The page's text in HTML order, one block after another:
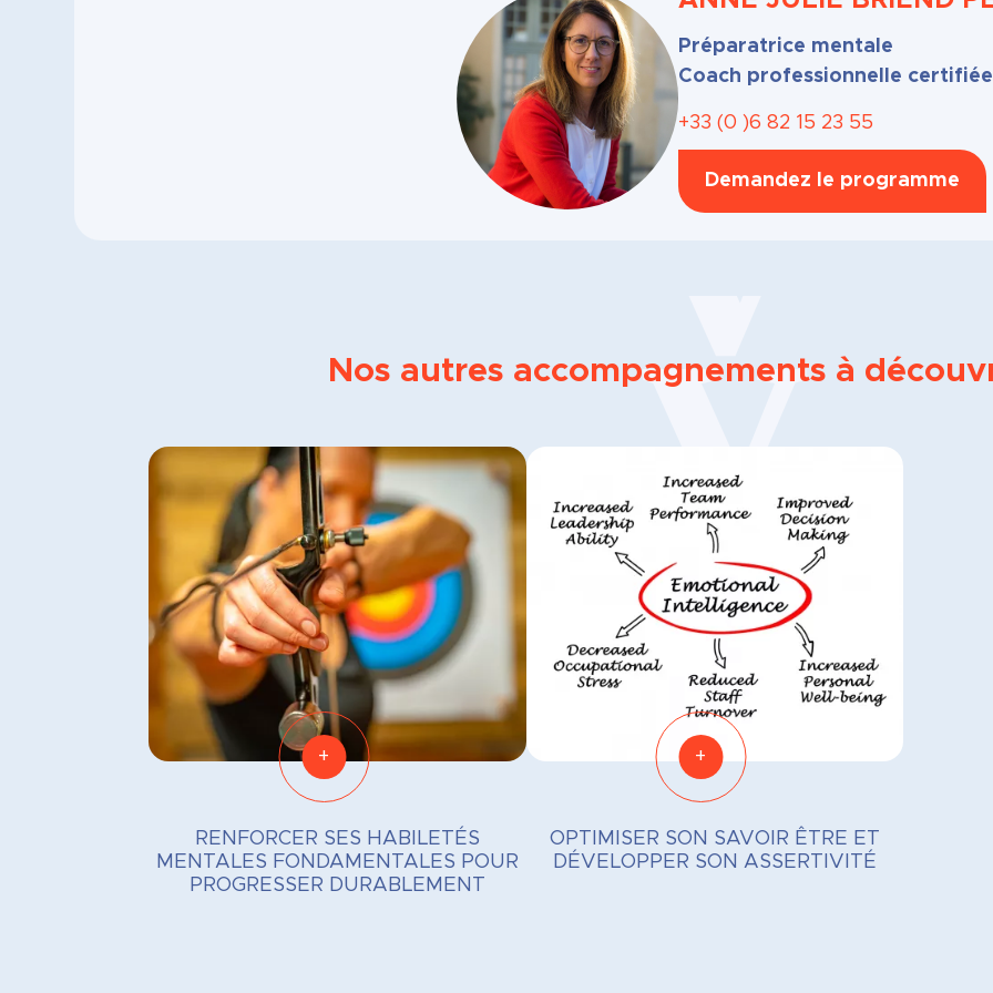
Préparatrice mentale
Coach professionnelle certifiée
+33 (0 )6 82 15 23 55
Demandez le programme
Nos autres accompagnements à
+
RENFORCER SES HABILETÉS
MENTALES FONDAMENTALES POUR
PROGRESSER DURABLEMENT
+
OPTIMISER SON SAVOIR ÊTRE ET
DÉVELOPPER SON ASSERTIVITÉ